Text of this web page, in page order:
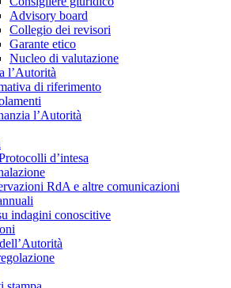
Advisory board
Collegio dei revisori
Garante etico
Nucleo di valutazione
l’Autorità
di riferimento
l’Autorità
d’intesa
RdA e altre comunicazioni
indagini conoscitive